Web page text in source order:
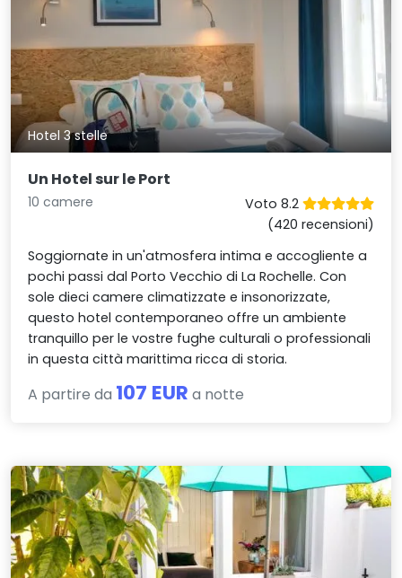
Hotel 3 stelle
Un Hotel sur le Port
10 camere
Voto 8.2
(420 recensioni)
Soggiornate in un'atmosfera intima e accogliente a
pochi passi dal Porto Vecchio di La Rochelle. Con
sole dieci camere climatizzate e insonorizzate,
questo hotel contemporaneo offre un ambiente
tranquillo per le vostre fughe culturali o professionali
in questa città marittima ricca di storia.
A partire da 107 EUR a notte